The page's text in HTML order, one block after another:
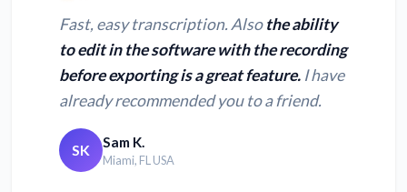
Fast, easy transcription. Alsothe ability
to edit in the software with the recording
before exporting is a great feature. I have
already recommended you to a friend.
SK Sam K.
Miami, FL USA